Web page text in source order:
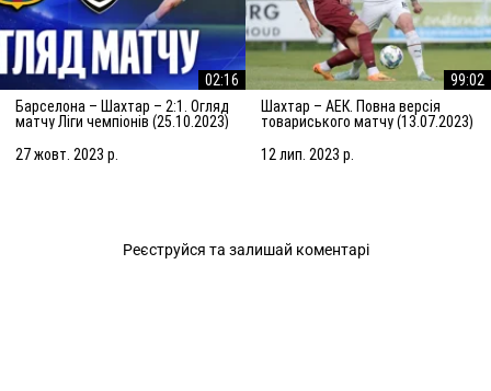
02:16
Барселона – Шахтар – 2:1. Огляд
матчу Ліги чемпіонів (25.10.2023)
27 жовт. 2023 р.
99:02
Шахтар – АЕК. Повна версія
товариського матчу (13.07.2023)
12 лип. 2023 р.